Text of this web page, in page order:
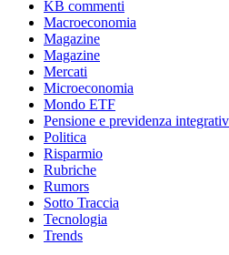
KB commenti
Macroeconomia
Magazine
Magazine
Mercati
Microeconomia
Mondo ETF
Pensione e previdenza
Politica
Risparmio
Rubriche
Rumors
Sotto Traccia
Tecnologia
Trends